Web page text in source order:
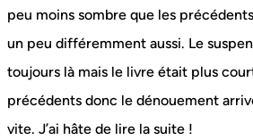
peu moins sombre que les
un peu différemment aussi. Le
toujours là mais le livre était plus
précédents donc le dénouement
vite. J’ai hâte de lire la suite !